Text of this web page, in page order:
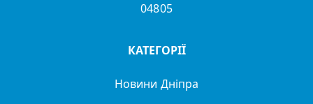
04805
КАТЕГОРІЇ
Новини Дніпра